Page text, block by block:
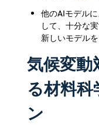
他のAIモデル
して、十分な
新しいモデル
気候変動
る材料
ン